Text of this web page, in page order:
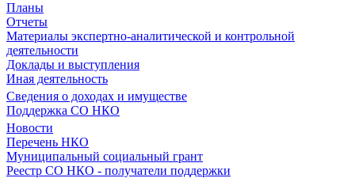
Планы
Отчеты
Материалы экспертно-аналитической и контрольной
деятельности
Доклады и выступления
Иная деятельность
Сведения о доходах и имуществе
Поддержка СО НКО
Новости
Перечень НКО
Муниципальный социальный грант
Реестр СО НКО - получатели поддержки